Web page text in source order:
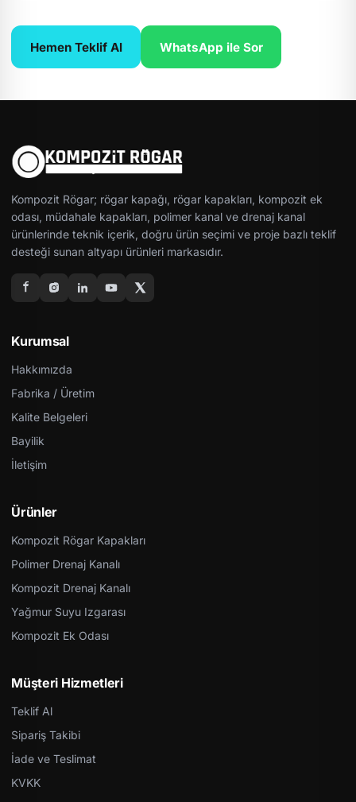
Hemen Teklif Al WhatsApp ile Sor
Kompozit Rögar; rögar kapağı, rögar kapakları, kompozit ek
odası, müdahale kapakları, polimer kanal ve drenaj kanal
ürünlerinde teknik içerik, doğru ürün seçimi ve proje bazlı teklif
desteği sunan altyapı ürünleri markasıdır.
Kurumsal
Hakkımızda
Fabrika / Üretim
Kalite Belgeleri
Bayilik
İletişim
Ürünler
Kompozit Rögar Kapakları
Polimer Drenaj Kanalı
Kompozit Drenaj Kanalı
Yağmur Suyu Izgarası
Kompozit Ek Odası
Müşteri Hizmetleri
Teklif Al
Sipariş Takibi
İade ve Teslimat
KVKK